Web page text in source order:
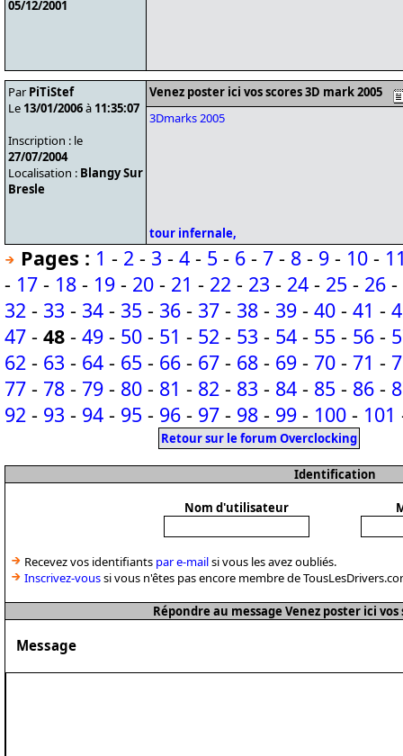
05/12/2001
Par PiTiStef
Le 13/01/2006à 11:35:07
Inscription : le
27/07/2004
Localisation : Blangy Sur
Bresle
Venez poster ici vos scores 3D mark 2005
3Dmarks 2005
tour infernale,
Pages : 1 - 2 - 3 - 4 - 5 - 6 - 7 - 8 - 9 - 10 -
- 17 - 18 - 19 - 20 - 21 - 22 - 23 - 24 - 25 - 26 -
32 - 33 - 34 - 35 - 36 - 37 - 38 - 39 - 40 - 41 -
47 - 48 - 49 - 50 - 51 - 52 - 53 - 54 - 55 - 56 -
62 - 63 - 64 - 65 - 66 - 67 - 68 - 69 - 70 - 71 -
77 - 78 - 79 - 80 - 81 - 82 - 83 - 84 - 85 - 86 -
92 - 93 - 94 - 95 - 96 - 97 - 98 - 99 - 100 - 101
Retour sur le forum Overclocking
Identification
Nom d'utilisateur
Recevez vos identifiants par e-mailsi vous les avez oubliés.
Inscrivez-voussi vous n'êtes pas encore membre de
Répondre au message Venez poster ici vos
Message